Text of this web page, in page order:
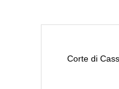
Corte di